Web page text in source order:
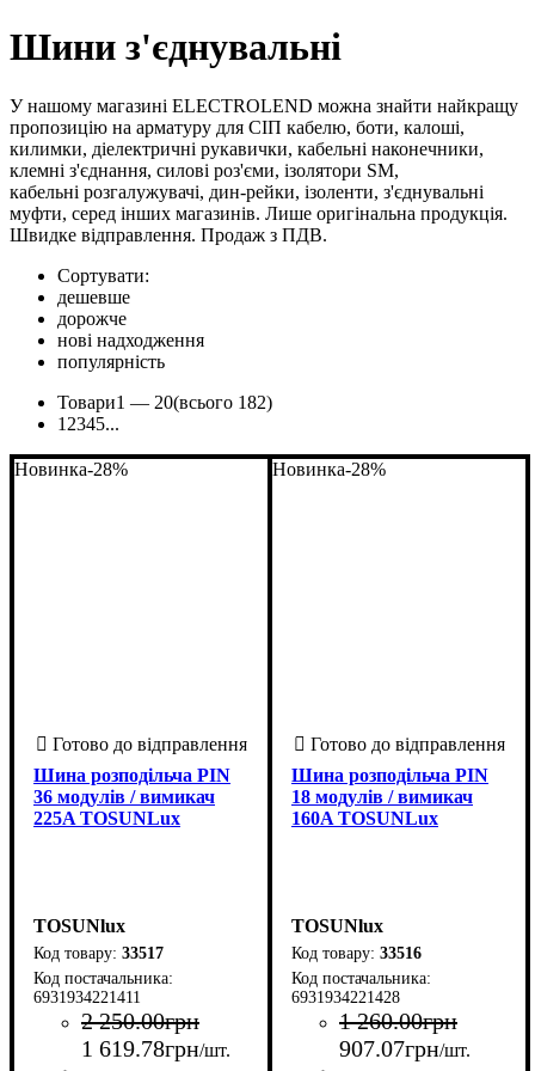
Шини з'єднувальні
У нашому магазині ELECTROLEND можна знайти найкращу
пропозицію на арматуру для СІП кабелю, боти, калоші,
килимки, діелектричні рукавички, кабельні наконечники,
клемні з'єднання, силові роз'єми, ізолятори SM,
кабельні розгалужувачі, дин-рейки, ізоленти, з'єднувальні
муфти, серед інших магазинів. Лише оригінальна продукція.
Швидке відправлення. Продаж з ПДВ.
Сортувати:
дешевше
дорожче
нові надходження
популярність
Товари1 — 20(всього 182)
1 2345...
Новинка-28%
Шина розподільча PIN
36 модулів / вимикач
225A TOSUNLux
TOSUNlux
33517
6931934221411
2 250.00грн
1 619.78грн/шт.
Новинка-28%
Шина розподільча PIN
18 модулів / вимикач
160A TOSUNLux
TOSUNlux
33516
6931934221428
1 260.00грн
907.07грн/шт.